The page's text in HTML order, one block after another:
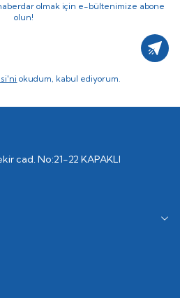
olmak için e-bültenimize abone
olun!
okudum, kabul ediyorum.
cad. No:21-22 KAPAKLI